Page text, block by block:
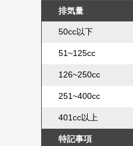
排気量
50cc以下
51~125cc
126~250cc
251~400cc
401cc以上
特記事項